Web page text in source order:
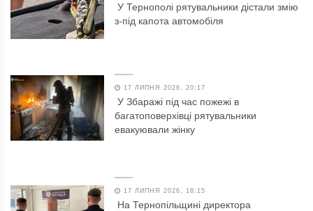
У Тернополі рятувальники дістали змію
з-під капота автомобіля
17 ЛИПНЯ 2026, 20:17
У Збаражі під час пожежі в
багатоповерхівці рятувальники
евакуювали жінку
17 ЛИПНЯ 2026, 18:15
На Тернопільщині директора